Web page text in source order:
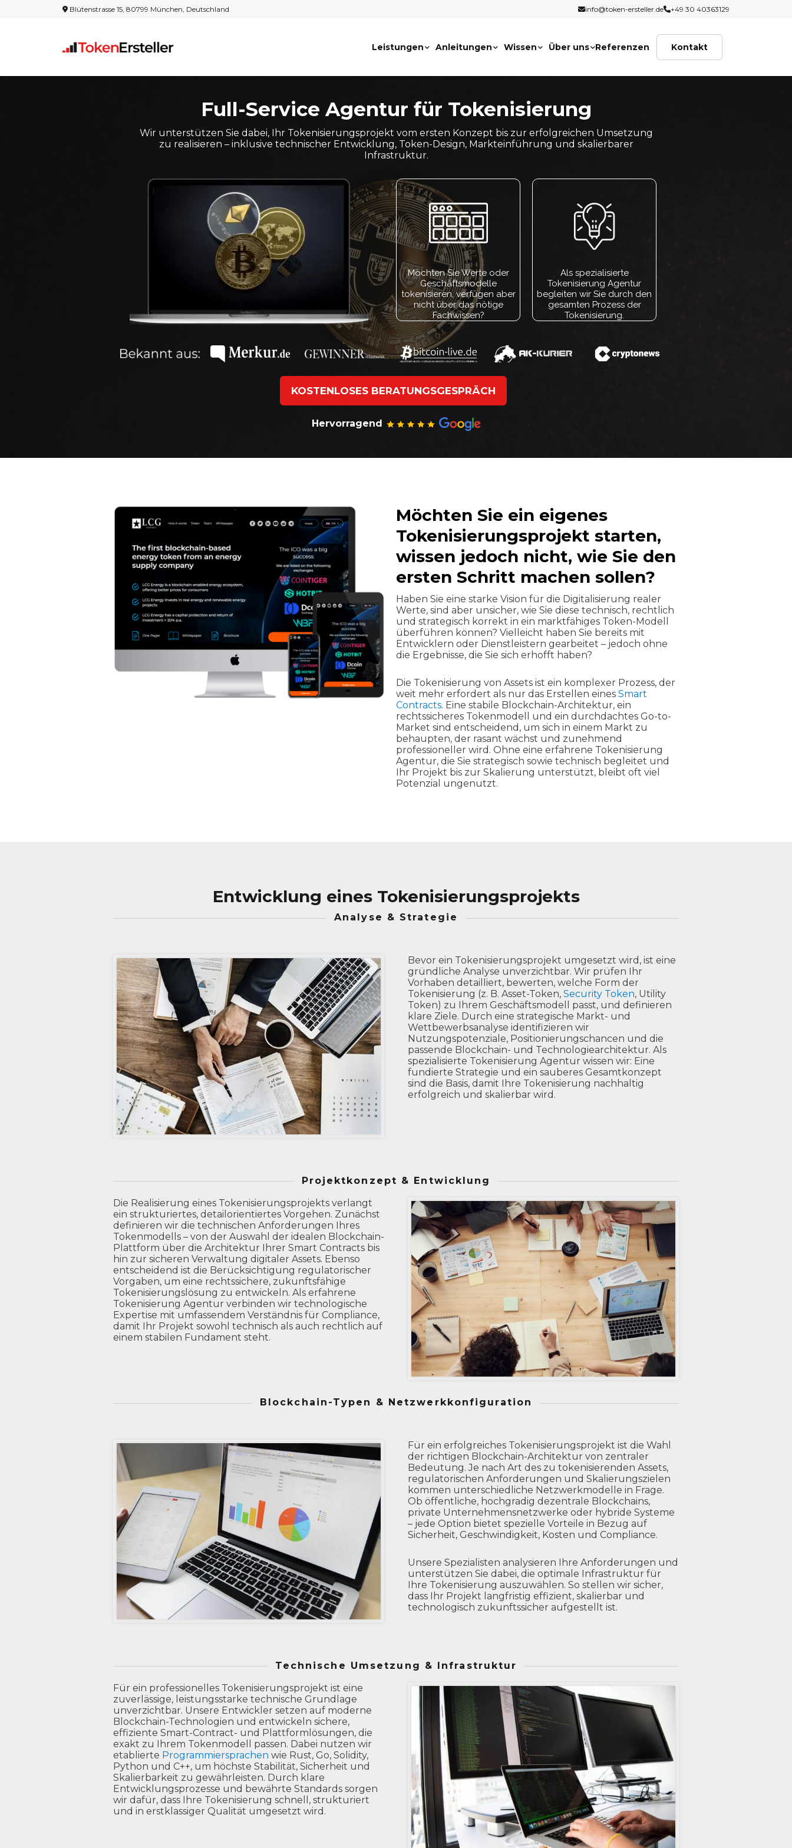
Blütenstrasse 15, 80799 München, Deutschland info@token-ersteller.de +49 30 40363129
Leistungen Anleitungen Wissen Über uns Referenzen Kontakt
Full-Service Agentur für Tokenisierung
Wir unterstützen Sie dabei, Ihr Tokenisierungsprojekt vom ersten Konzept bis zur erfolgreichen Umsetzung
zu realisieren – inklusive technischer Entwicklung, Token-Design, Markteinführung und skalierbarer
Infrastruktur.
Möchten Sie Werte oder
Geschäftsmodelle
tokenisieren, verfügen aber
nicht über das nötige
Fachwissen?
Als spezialisierte
Tokenisierung Agentur
begleiten wir Sie durch den
gesamten Prozess der
Tokenisierung.
KOSTENLOSES BERATUNGSGESPRÄCH
Hervorragend
Möchten Sie ein eigenes
Tokenisierungsprojekt starten,
wissen jedoch nicht, wie Sie den
ersten Schritt machen sollen?
Haben Sie eine starke Vision für die Digitalisierung realer
Werte, sind aber unsicher, wie Sie diese technisch, rechtlich
und strategisch korrekt in ein marktfähiges Token-Modell
überführen können? Vielleicht haben Sie bereits mit
Entwicklern oder Dienstleistern gearbeitet – jedoch ohne
die Ergebnisse, die Sie sich erhofft haben?
Die Tokenisierung von Assets ist ein komplexer Prozess, der
weit mehr erfordert als nur das Erstellen eines Smart
Contracts. Eine stabile Blockchain-Architektur, ein
rechtssicheres Tokenmodell und ein durchdachtes Go-to-
Market sind entscheidend, um sich in einem Markt zu
behaupten, der rasant wächst und zunehmend
professioneller wird. Ohne eine erfahrene Tokenisierung
Agentur, die Sie strategisch sowie technisch begleitet und
Ihr Projekt bis zur Skalierung unterstützt, bleibt oft viel
Potenzial ungenutzt.
Entwicklung eines Tokenisierungsprojekts
Analyse & Strategie
Bevor ein Tokenisierungsprojekt umgesetzt wird, ist eine
gründliche Analyse unverzichtbar. Wir prüfen Ihr
Vorhaben detailliert, bewerten, welche Form der
Tokenisierung (z. B. Asset-Token, Security Token, Utility
Token) zu Ihrem Geschäftsmodell passt, und definieren
klare Ziele. Durch eine strategische Markt- und
Wettbewerbsanalyse identifizieren wir
Nutzungspotenziale, Positionierungschancen und die
passende Blockchain- und Technologiearchitektur. Als
spezialisierte Tokenisierung Agentur wissen wir: Eine
fundierte Strategie und ein sauberes Gesamtkonzept
sind die Basis, damit Ihre Tokenisierung nachhaltig
erfolgreich und skalierbar wird.
Projektkonzept & Entwicklung
Die Realisierung eines Tokenisierungsprojekts verlangt
ein strukturiertes, detailorientiertes Vorgehen. Zunächst
definieren wir die technischen Anforderungen Ihres
Tokenmodells – von der Auswahl der idealen Blockchain-
Plattform über die Architektur Ihrer Smart Contracts bis
hin zur sicheren Verwaltung digitaler Assets. Ebenso
entscheidend ist die Berücksichtigung regulatorischer
Vorgaben, um eine rechtssichere, zukunftsfähige
Tokenisierungslösung zu entwickeln. Als erfahrene
Tokenisierung Agentur verbinden wir technologische
Expertise mit umfassendem Verständnis für Compliance,
damit Ihr Projekt sowohl technisch als auch rechtlich auf
einem stabilen Fundament steht.
Blockchain-Typen & Netzwerkkonfiguration
Für ein erfolgreiches Tokenisierungsprojekt ist die Wahl
der richtigen Blockchain-Architektur von zentraler
Bedeutung. Je nach Art des zu tokenisierenden Assets,
regulatorischen Anforderungen und Skalierungszielen
kommen unterschiedliche Netzwerkmodelle in Frage.
Ob öffentliche, hochgradig dezentrale Blockchains,
private Unternehmensnetzwerke oder hybride Systeme
– jede Option bietet spezielle Vorteile in Bezug auf
Sicherheit, Geschwindigkeit, Kosten und Compliance.
Unsere Spezialisten analysieren Ihre Anforderungen und
unterstützen Sie dabei, die optimale Infrastruktur für
Ihre Tokenisierung auszuwählen. So stellen wir sicher,
dass Ihr Projekt langfristig effizient, skalierbar und
technologisch zukunftssicher aufgestellt ist.
Technische Umsetzung & Infrastruktur
Für ein professionelles Tokenisierungsprojekt ist eine
zuverlässige, leistungsstarke technische Grundlage
unverzichtbar. Unsere Entwickler setzen auf moderne
Blockchain-Technologien und entwickeln sichere,
effiziente Smart-Contract- und Plattformlösungen, die
exakt zu Ihrem Tokenmodell passen. Dabei nutzen wir
etablierte Programmiersprachen wie Rust, Go, Solidity,
Python und C++, um höchste Stabilität, Sicherheit und
Skalierbarkeit zu gewährleisten. Durch klare
Entwicklungsprozesse und bewährte Standards sorgen
wir dafür, dass Ihre Tokenisierung schnell, strukturiert
und in erstklassiger Qualität umgesetzt wird.